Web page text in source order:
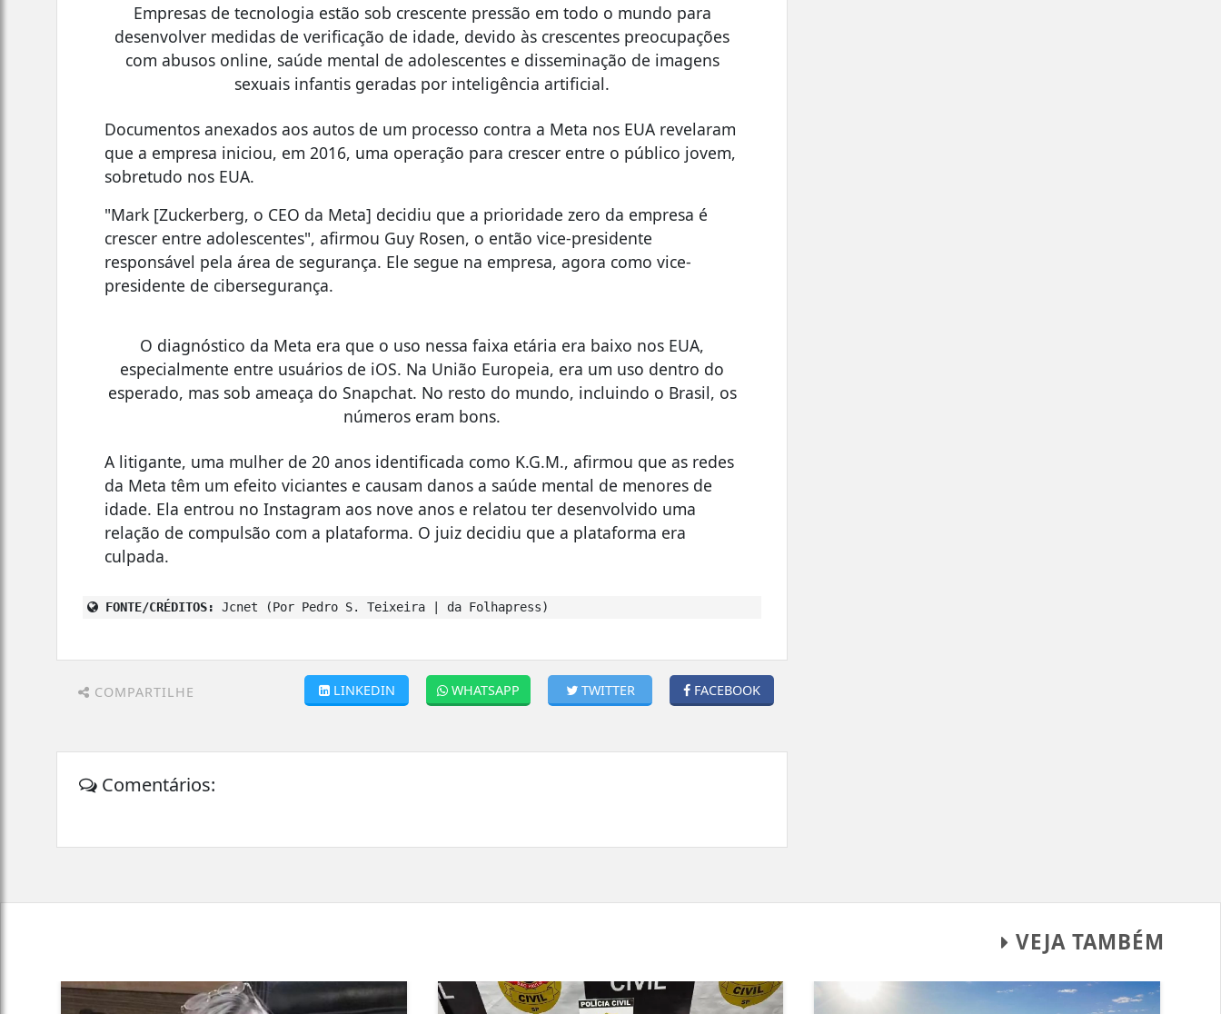
Empresas de tecnologia estão sob crescente pressão em todo o mundo para
desenvolver medidas de verificação de idade, devido às crescentes preocupações
com abusos online, saúde mental de adolescentes e disseminação de imagens
sexuais infantis geradas por inteligência artificial.
Documentos anexados aos autos de um processo contra a Meta nos EUA revelaram
que a empresa iniciou, em 2016, uma operação para crescer entre o público jovem,
sobretudo nos EUA.
"Mark [Zuckerberg, o CEO da Meta] decidiu que a prioridade zero da empresa é
crescer entre adolescentes", afirmou Guy Rosen, o então vice-presidente
responsável pela área de segurança. Ele segue na empresa, agora como vice-
presidente de cibersegurança.
O diagnóstico da Meta era que o uso nessa faixa etária era baixo nos EUA,
especialmente entre usuários de iOS. Na União Europeia, era um uso dentro do
esperado, mas sob ameaça do Snapchat. No resto do mundo, incluindo o Brasil, os
números eram bons.
A litigante, uma mulher de 20 anos identificada como K.G.M., afirmou que as redes
da Meta têm um efeito viciantes e causam danos a saúde mental de menores de
idade. Ela entrou no Instagram aos nove anos e relatou ter desenvolvido uma
relação de compulsão com a plataforma. O juiz decidiu que a plataforma era
culpada.
FONTE/CRÉDITOS: Jcnet (Por Pedro S. Teixeira | da Folhapress)
COMPARTILHE FACEBOOK
TWITTER
WHATSAPP
LINKEDIN
Comentários:
VEJA TAMBÉM